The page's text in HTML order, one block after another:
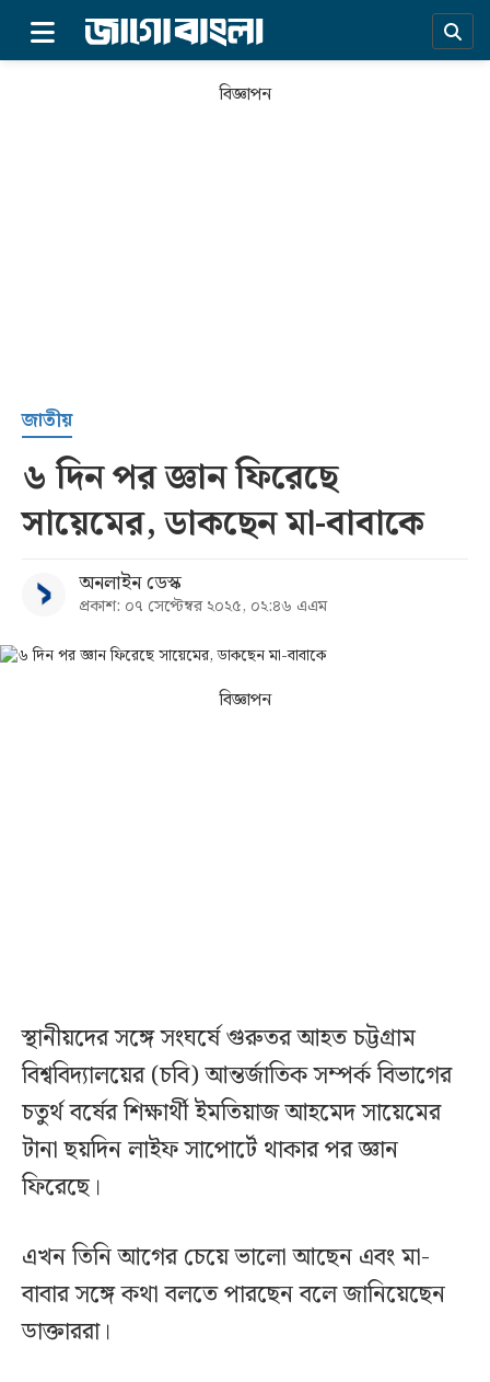
সর্বশেষ
বিভাগ
আর্কাইভ
বিজ্ঞাপন
জাতীয়
৬ দিন পর জ্ঞান ফিরেছে
সায়েমের, ডাকছেন মা-বাবাকে
অনলাইন ডেস্ক
প্রকাশ: ০৭ সেপ্টেম্বর ২০২৫, ০২:৪৬ এএম
বিজ্ঞাপন
স্থানীয়দের সঙ্গে সংঘর্ষে গুরুতর আহত চট্টগ্রাম
বিশ্ববিদ্যালয়ের (চবি) আন্তর্জাতিক সম্পর্ক বিভাগের
চতুর্থ বর্ষের শিক্ষার্থী ইমতিয়াজ আহমেদ সায়েমের
টানা ছয়দিন লাইফ সাপোর্টে থাকার পর জ্ঞান
ফিরেছে।
এখন তিনি আগের চেয়ে ভালো আছেন এবং মা-
বাবার সঙ্গে কথা বলতে পারছেন বলে জানিয়েছেন
ডাক্তাররা।